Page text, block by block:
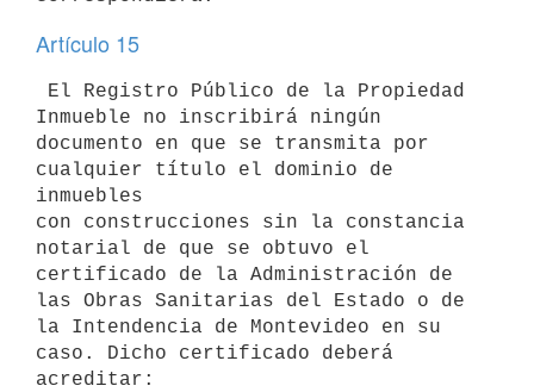
Artículo 15
Inmueble no inscribirá ningún
documento en que se transmita por
cualquier título el dominio de
inmuebles
con construcciones sin la constancia
notarial de que se obtuvo el
certificado de la Administración de
las Obras Sanitarias del Estado o de
la Intendencia de Montevideo en su
caso. Dicho certificado deberá
acreditar: